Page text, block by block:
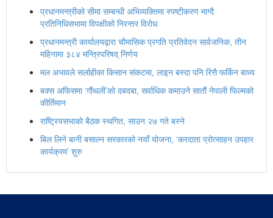
प्रधानमन्त्रीको सीमा सम्बन्धी अभिव्यक्तिमा स्पष्टीकरण माग्दै
प्रतिनिधिसभामा विपक्षीको निरन्तर विरोध
प्रधानमन्त्री कार्यालयद्वारा चौमासिक प्रगति प्रतिवेदन सार्वजनिक, तीन
महिनामा ३८४ मन्त्रिपरिषद् निर्णय
मल अभावले सर्लाहीका किसान संकटमा, लाइन बस्दा पनि रित्तै फर्किन बाध्य
बक्स अफिसमा ‘गौंथली’को दबदबा, सर्वाधिक कमाउने सातौं नेपाली फिल्मको
कीर्तिमान
राष्ट्रियसभाको बैठक स्थगित, साउन २७ गते बस्ने
बिल लिने बानी बसाल्न सरकारको नयाँ योजना, ‘करदाता प्रोत्साहन उपहार
कार्यक्रम’ शुरु